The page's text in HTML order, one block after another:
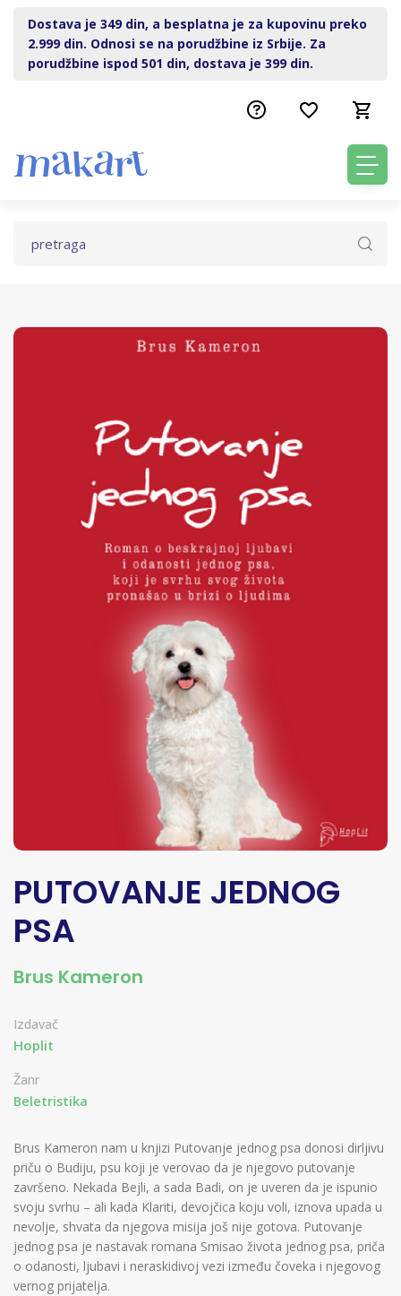
Dostava je 349 din, a besplatna je za kupovinu preko
2.999 din. Odnosi se na porudžbine iz Srbije. Za
porudžbine ispod 501 din, dostava je 399 din.
PUTOVANJE JEDNOG
PSA
Brus Kameron
Izdavač
Hoplit
Žanr
Beletristika
Brus Kameron nam u knjizi Putovanje jednog psa donosi dirljivu
priču o Budiju, psu koji je verovao da je njegovo putovanje
završeno. Nekada Bejli, a sada Badi, on je uveren da je ispunio
svoju svrhu – ali kada Klariti, devojčica koju voli, iznova upada u
nevolje, shvata da njegova misija još nije gotova. Putovanje
jednog psa je nastavak romana Smisao života jednog psa, priča
o odanosti, ljubavi i neraskidivoj vezi između čoveka i njegovog
vernog prijatelja.